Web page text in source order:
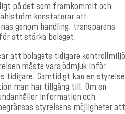
på det som framkommit och
konstaterar att
genom handling, transparens
att stärka bolaget.
att bolagets tidigare kontrollmiljö
måste vara ödmjuk inför
tidigare. Samtidigt kan en styrelse
man har tillgång till. Om en
information och
styrelsens möjligheter att